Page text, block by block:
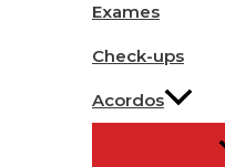
Exames
Check-ups
Acordos